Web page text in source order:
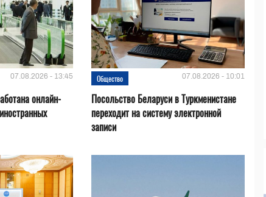
07.08.2026 - 13:45
онлайн-
Общество 07.08.2026 - 10:01
Посольство Беларуси в Туркменистане
переходит на систему электронной
записи